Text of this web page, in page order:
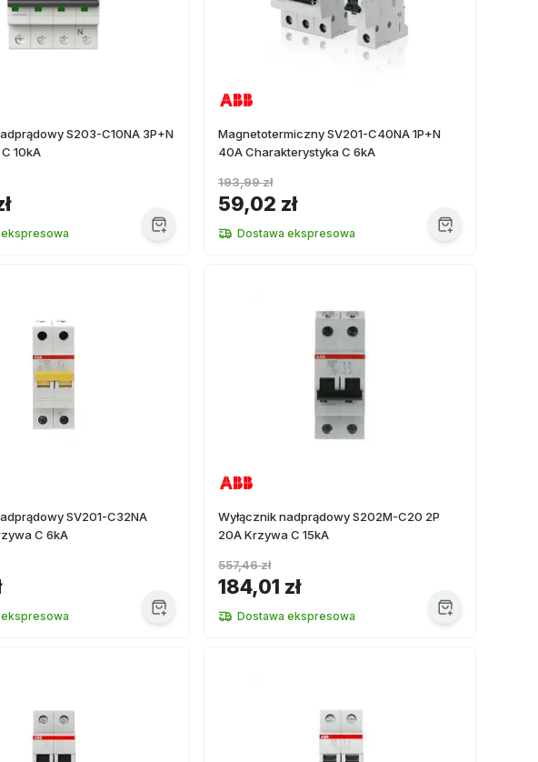
S203-C10NA 3P+N
10kA
Magnetotermiczny SV201-C40NA 1P+N
40A Charakterystyka C 6kA
59,02 zł
193,99 zł
Dostawa ekspresowa
SV201-C32NA
C 6kA
Wyłącznik nadprądowy S202M-C20 2P
20A Krzywa C 15kA
184,01 zł
557,46 zł
Dostawa ekspresowa